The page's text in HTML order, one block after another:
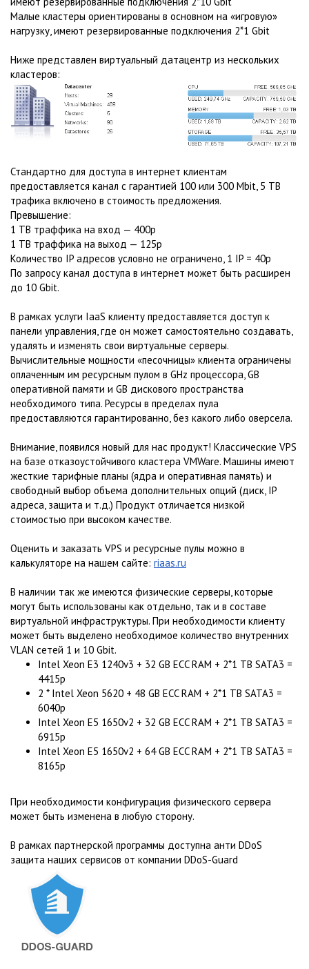
Малые кластеры ориентированы в основном на «игровую»
нагрузку, имеют резервированные подключения 2*1 Gbit
Ниже представлен виртуальный датацентр из нескольких
кластеров:
Стандартно для доступа в интернет клиентам
предоставляется канал с гарантией 100 или 300 Mbit, 5 TB
трафика включено в стоимость предложения.
Превышение:
1 TB траффика на вход — 400р
1 TB траффика на выход — 125р
Количество IP адресов условно не ограничено, 1 IP = 40р
По запросу канал доступа в интернет может быть расширен
до 10 Gbit.
В рамках услуги IaaS клиенту предоставляется доступ к
панели управления, где он может самостоятельно создавать,
удалять и изменять свои виртуальные серверы.
Вычислительные мощности «песочницы» клиента ограничены
оплаченным им ресурсным пулом в GHz процессора, GB
оперативной памяти и GB дискового пространства
необходимого типа. Ресурсы в пределах пула
предоставляются гарантированно, без какого либо оверсела.
Внимание, появился новый для нас продукт! Классические VPS
на базе отказоустойчивого кластера VMWare. Машины имеют
жесткие тарифные планы (ядра и оперативная память) и
свободный выбор объема дополнительных опций (диск, IP
адреса, защита и т.д.) Продукт отличается низкой
стоимостью при высоком качестве.
Оценить и заказать VPS и ресурсные пулы можно в
калькуляторе на нашем сайте: riaas.ru
В наличии так же имеются физические серверы, которые
могут быть использованы как отдельно, так и в составе
виртуальной инфраструктуры. При необходимости клиенту
может быть выделено необходимое количество внутренних
VLAN сетей 1 и 10 Gbit.
Intel Xeon E3 1240v3 + 32 GB ECC RAM + 2*1 TB SATA3 =
4415р
2 * Intel Xeon 5620 + 48 GB ECC RAM + 2*1 TB SATA3 =
6040р
Intel Xeon E5 1650v2 + 32 GB ECC RAM + 2*1 TB SATA3 =
6915р
Intel Xeon E5 1650v2 + 64 GB ECC RAM + 2*1 TB SATA3 =
8165р
При необходимости конфигурация физического сервера
может быть изменена в любую сторону.
В рамках партнерской программы доступна анти DDoS
защита наших сервисов от компании DDoS-Guard